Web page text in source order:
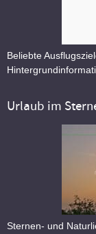
Beliebte
Urlaub im
Sternen- und